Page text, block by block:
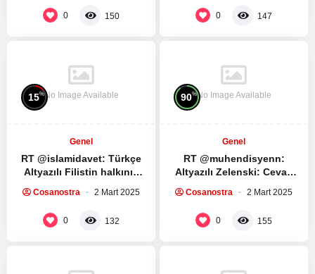
bölümünü…
0 150
ayında yapılması…
0 147
No Image Available
15%
Genel
RT @islamidavet: Türkçe
Altyazılı Filistin halkının
liderlerine bağlılıkları…
Muhammed Dayf tüm…
Cosanostra 2 Mart 2025
0 132
No Image Available
90%
Genel
RT @muhendisyenn:
Altyazılı Zelenski: Cevap
Hayır, yeterince konuştun.
ABD Başkanı Donald…
Cosanostra 2 Mart 2025
0 155